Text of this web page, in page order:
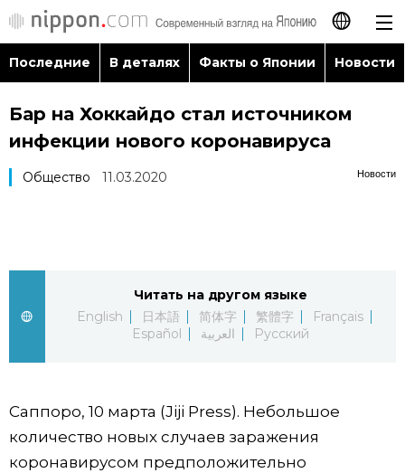
日本語
English
Español
العربية
Последние
Факты о Японии
Новости
Фото/Видео
Последние В деталях Факты о Японии Новости
Бар на Хоккайдо стал источником
инфекции нового коронавируса
Новости
Общество 11.03.2020
Читать на другом языке
English
日本語 简体字 繁體字
Français
Español
العربية Русский
Саппоро, 10 марта (Jiji Press). Небольшое
количество новых случаев заражения
коронавирусом предположительно